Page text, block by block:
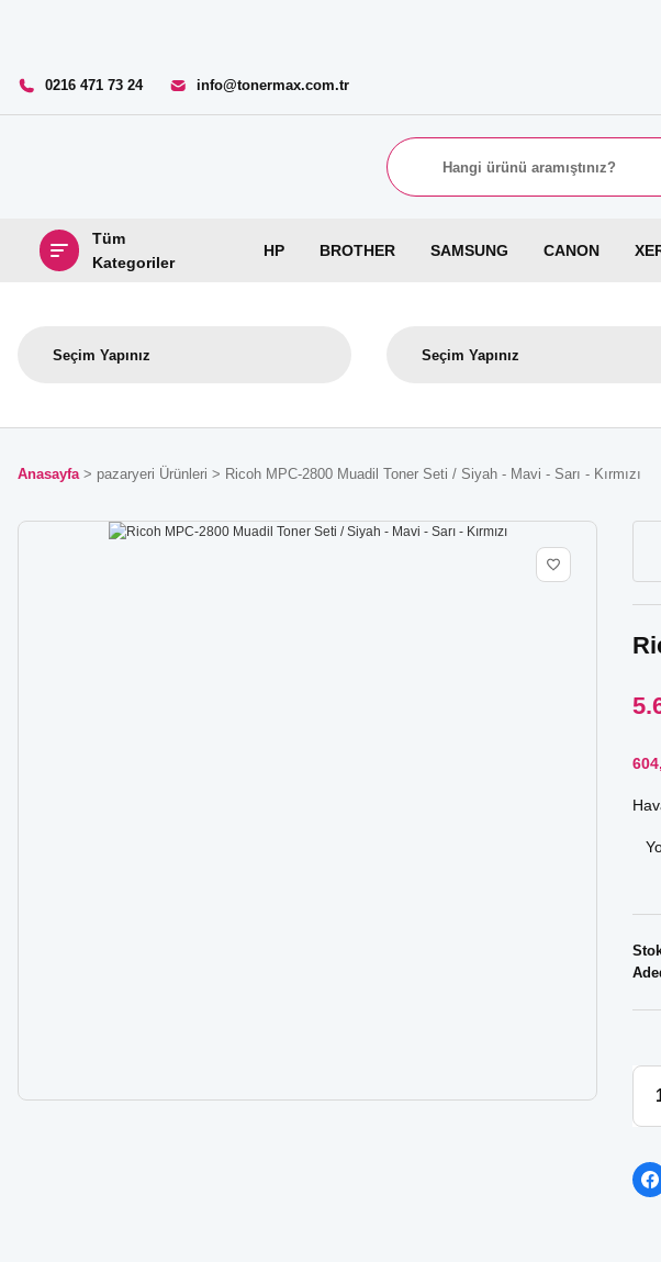
0216 471 73 24 info@tonermax.com.tr
Tüm
Kategoriler
HP BROTHER SAMSUNG CANON
Anasayfa pazaryeri Ürünleri Ricoh MPC-2800 Muadil Toner Seti / Siyah - Mavi - Sarı - Kırmızı